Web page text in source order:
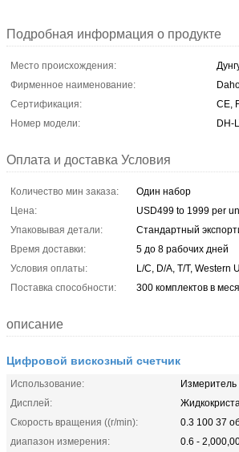
Подробная информация о продукте
Место происхождения:
Фирменное наименование:
Сертификация:
CE,
Номер модели:
DH-
Оплата и доставка Условия
Количество мин заказа:
Один набор
Цена:
USD499 to 1999 per
Упаковывая детали:
Стандартный
Время доставки:
5 до 8 рабочих дней
Условия оплаты:
L/C, D/A, T/T, Western
Поставка способности:
300 комплектов в
описание
Цифровой вискозный счетчик
Использование:
Измеритель
Дисплей:
Скорость вращения ((r/min):
0.3 100 37
диапазон измерения:
0.6 -